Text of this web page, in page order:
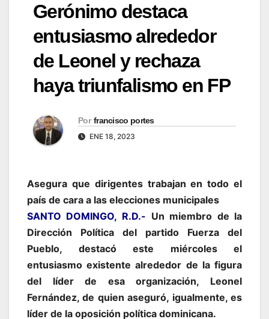
Gerónimo destaca
entusiasmo alrededor
de Leonel y rechaza
haya triunfalismo en FP
Por francisco portes
ENE 18, 2023
Asegura que dirigentes trabajan en todo el
país de cara a las elecciones municipales
SANTO DOMINGO, R.D.- Un miembro de la
Dirección Política del partido Fuerza del
Pueblo, destacó este miércoles el
entusiasmo existente alrededor de la figura
del líder de esa organización, Leonel
Fernández, de quien aseguró, igualmente, es
líder de la oposición política dominicana.